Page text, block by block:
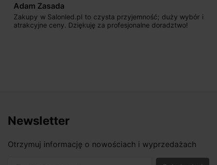
Adam Zasada
Zakupy w Salonled.pl to czysta przyjemność; duży wybór i
atrakcyjne ceny. Dziękuję za profesjonalne doradztwo!
Newsletter
Otrzymuj informację o nowościach i wyprzedażach